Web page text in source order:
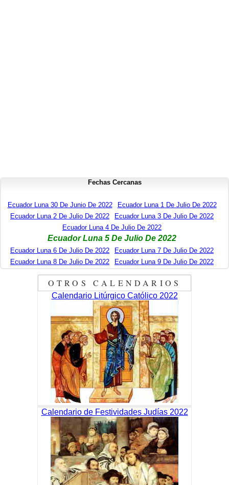
Fechas Cercanas
Ecuador Luna 30 De Junio De 2022
Ecuador Luna 1 De Julio De 2022
Ecuador Luna 2 De Julio De 2022
Ecuador Luna 3 De Julio De 2022
Ecuador Luna 4 De Julio De 2022
Ecuador Luna 5 De Julio De 2022
Ecuador Luna 6 De Julio De 2022
Ecuador Luna 7 De Julio De 2022
Ecuador Luna 8 De Julio De 2022
Ecuador Luna 9 De Julio De 2022
OTROS CALENDARIOS
Calendario Litúrgico Católico 2022
Calendario de Festividades Judías 2022